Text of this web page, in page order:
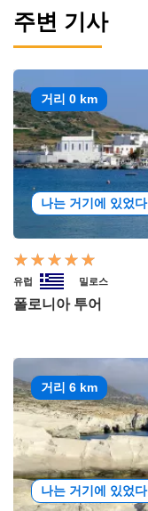
주변 기사
거리 0 km
나는 거기에 있었다
유럽 밀로스
폴로니아 투어
거리 6 km
나는 거기에 있었다